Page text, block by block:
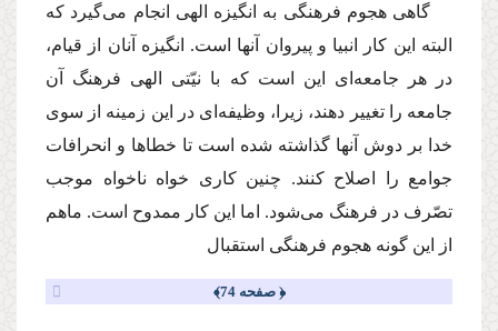
گاهى هجوم فرهنگى به انگیزه الهى انجام‌ مى‌گیرد كه
البته این كار انبیا و پیروان آنها است. انگیزه آنان از قیام،
در هر جامعه‌اى این است كه با نیّتى الهى فرهنگ آن
جامعه را تغییر دهند، زیرا، وظیفه‌اى در این زمینه از سوى
خدا بر دوش آنها گذاشته شده است تا خطاها و انحرافات
جوامع را اصلاح كنند. چنین كارى خواه ناخواه موجب
تصّرف در فرهنگ‌ مى‌شود. اما این كار ممدوح است. ماهم
از این گونه هجوم فرهنگى استقبال
﴿ صفحه 74﴾